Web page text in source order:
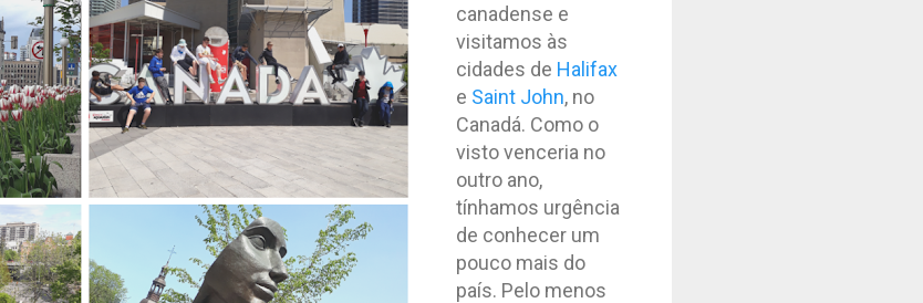
canadense e
visitamos às
cidades de Halifax
e Saint John, no
Canadá. Como o
visto venceria no
outro ano,
tínhamos urgência
de conhecer um
pouco mais do
país. Pelo menos